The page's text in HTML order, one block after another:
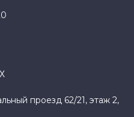
проезд 62/21, этаж 2,